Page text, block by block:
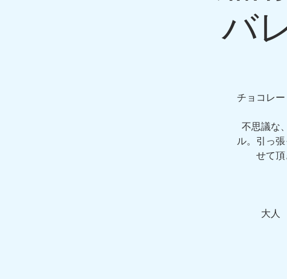
バ
チョコレ
不思議な
ル。引っ
せて
大人